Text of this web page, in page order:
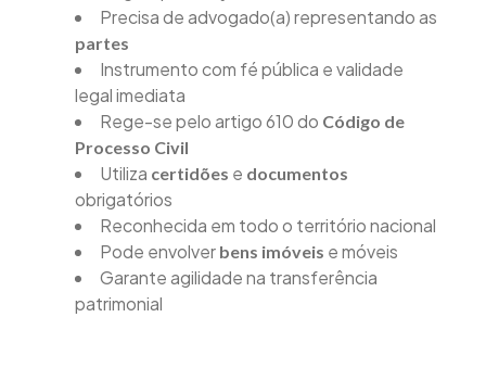
Precisa de advogado(a) representando as
partes
Instrumento com fé pública e validade
legal imediata
Rege-se pelo artigo 610 do Código de
Processo Civil
Utiliza certidões e documentos
obrigatórios
Reconhecida em todo o território nacional
Pode envolver bens imóveis e móveis
Garante agilidade na transferência
patrimonial